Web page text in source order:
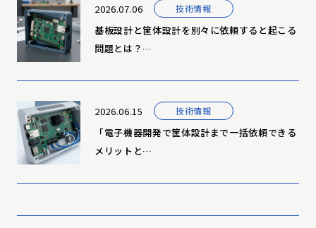
2026.07.06 技術情報
基板設計と筐体設計を別々に依頼すると起こる
問題とは？…
2026.06.15 技術情報
「電子機器開発で筐体設計まで一括依頼できる
メリットと…